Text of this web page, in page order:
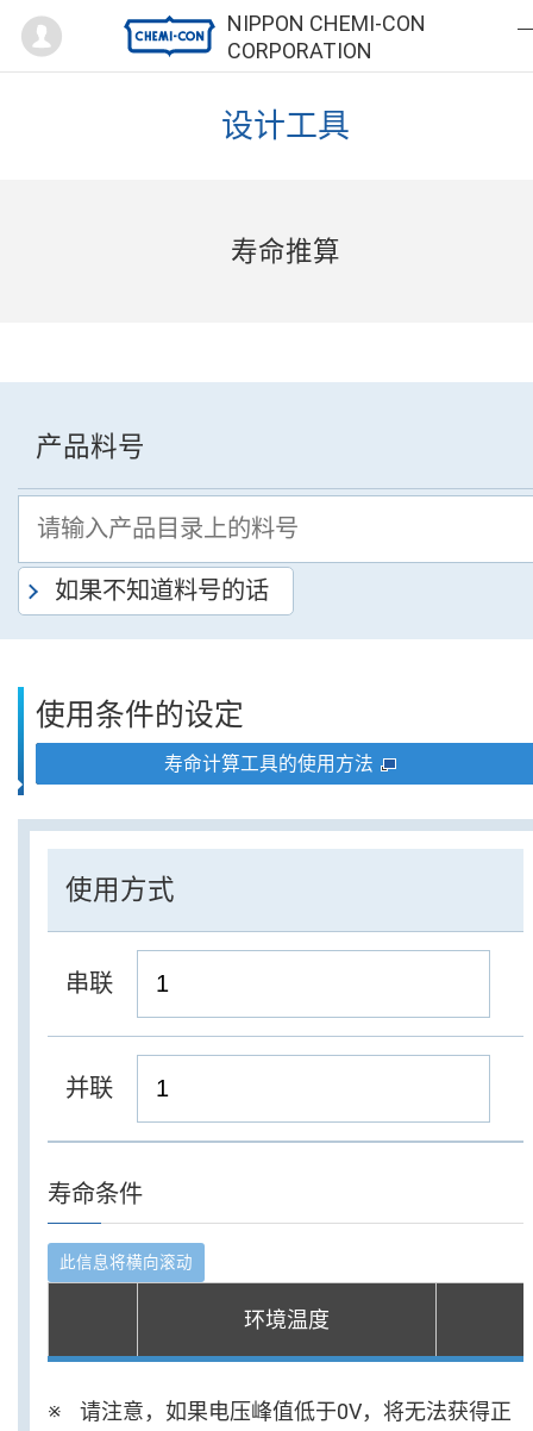
NIPPON CHEMI-CON
CORPORATION
Mypage
设计工具
寿命推算
产品料号
如果不知道料号的话
使用条件的设定
寿命计算工具的使用方法
使用方式
串联
并联
寿命条件
环境温度
请注意，如果电压峰值低于0V，将无法获得正